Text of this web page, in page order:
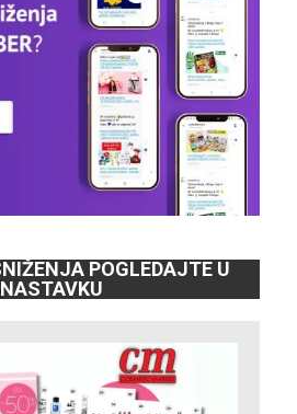
POGLEDAJTE U
NASTAVKU